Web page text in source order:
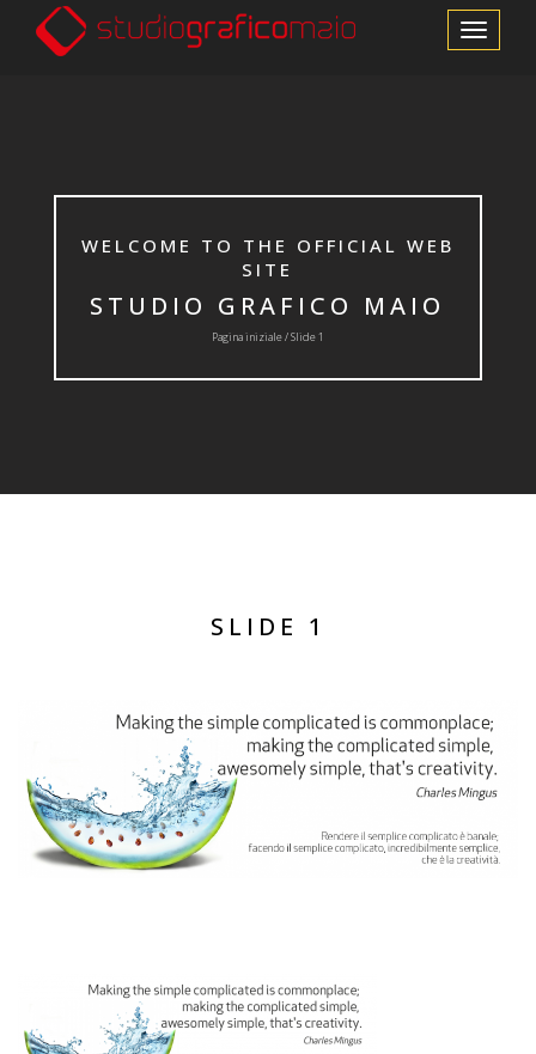
Cambia le
WELCOME TO THE OFFICIAL WEB
SITE
STUDIO GRAFICO MAIO
Pagina iniziale / Slide 1
SLIDE 1